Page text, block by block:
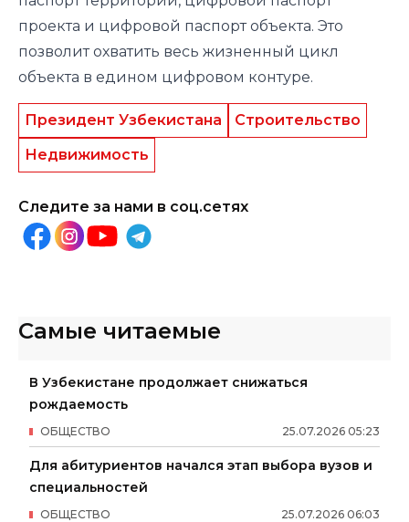
проекта и цифровой паспорт объекта. Это
позволит охватить весь жизненный цикл
объекта в едином цифровом контуре.
Президент Узбекистана
Строительство
Недвижимость
Следите за нами в соц.сетях
Самые читаемые
В Узбекистане продолжает снижаться
рождаемость
25.07.2026 05:23
ОБЩЕСТВО
Для абитуриентов начался этап выбора вузов и
специальностей
25.07.2026 06:03
ОБЩЕСТВО